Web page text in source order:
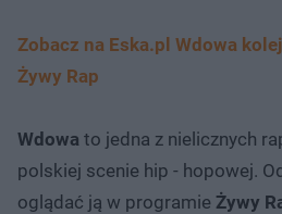
Zobacz na Eska.pl Wdowa
Żywy Rap
Wdowa to jedna z nielicznych
polskiej scenie hip - hopowej.
oglądać ją w programie Żywy